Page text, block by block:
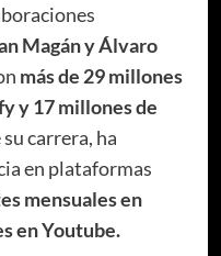
Magán y Álvaro
más de 29 millones
y 17 millones de
carrera, ha
en plataformas
mensuales en
en Youtube.